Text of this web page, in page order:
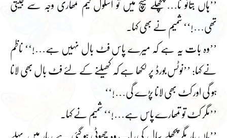
’’ہاں بتائو نا… پچھلے میچ میں تو اسکول ٹیم تمھاری وجہ سے جیتی
تھی…!‘‘ شمیم نے بھی کہا۔
’’وہ بات یہ ہے کہ میرے پاس فٹ بال نہیں ہے…!‘‘ ناظم
نے کہا: ’’نوٹس بورڈ پر لکھا ہے کہ کھیلنے کے لئے فٹ بال بھی لانا
ہو گی اور کٹ بھی لانا پڑے گی…!‘‘
’’مگر کٹ تو تمھارے پاس ہے…!‘‘ شمیم نے کہا۔